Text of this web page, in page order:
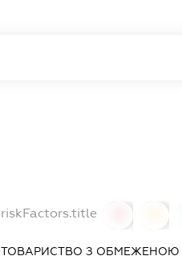
riskFactors.title
ТОВАРИСТВО З ОБМЕЖЕНОЮ